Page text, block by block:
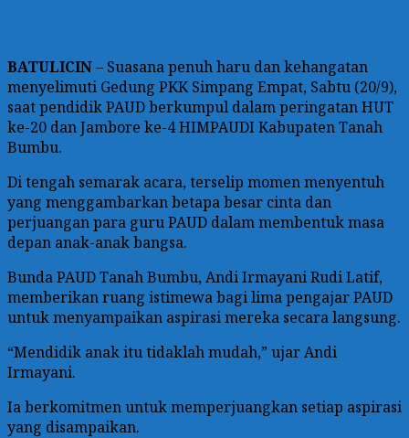
BATULICIN– Suasana penuh haru dan kehangatan
menyelimuti Gedung PKK Simpang Empat, Sabtu (20/9),
saat pendidik PAUD berkumpul dalam peringatan HUT
ke-20 dan Jambore ke-4 HIMPAUDI Kabupaten Tanah
Bumbu.
Di tengah semarak acara, terselip momen menyentuh
yang menggambarkan betapa besar cinta dan
perjuangan para guru PAUD dalam membentuk masa
depan anak-anak bangsa.
Bunda PAUD Tanah Bumbu, Andi Irmayani Rudi Latif,
memberikan ruang istimewa bagi lima pengajar PAUD
untuk menyampaikan aspirasi mereka secara langsung.
“Mendidik anak itu tidaklah mudah,” ujar Andi
Irmayani.
Ia berkomitmen untuk memperjuangkan setiap aspirasi
yang disampaikan.